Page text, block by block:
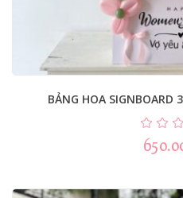
BẢNG HOA SIGNBOARD